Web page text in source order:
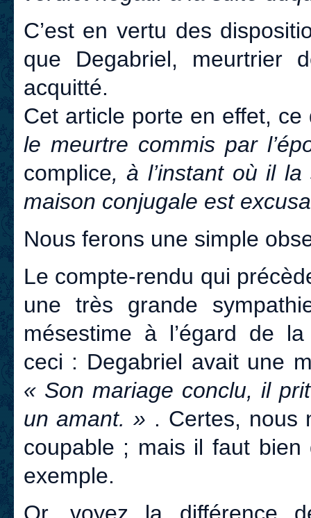
C’est en vertu des
que Degabriel, meurtrier
acquitté.
Cet article porte en effet,
le meurtre commis par
complice, à l’instant où il
maison conjugale est
Nous ferons une simple
Le compte-rendu qui
une très grande
mésestime à l’égard de
ceci : Degabriel avait une
« Son mariage conclu, il
un amant. » . Certes, nous
coupable ; mais il faut
exemple.